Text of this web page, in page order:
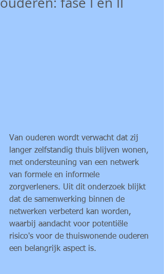
Van ouderen wordt verwacht dat zij
langer zelfstandig thuis blijven wonen,
met ondersteuning van een netwerk
van formele en informele
zorgverleners. Uit dit onderzoek blijkt
dat de samenwerking binnen de
netwerken verbeterd kan worden,
waarbij aandacht voor potentiële
risico's voor de thuiswonende ouderen
een belangrijk aspect is.